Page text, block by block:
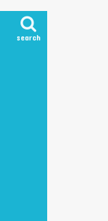
search